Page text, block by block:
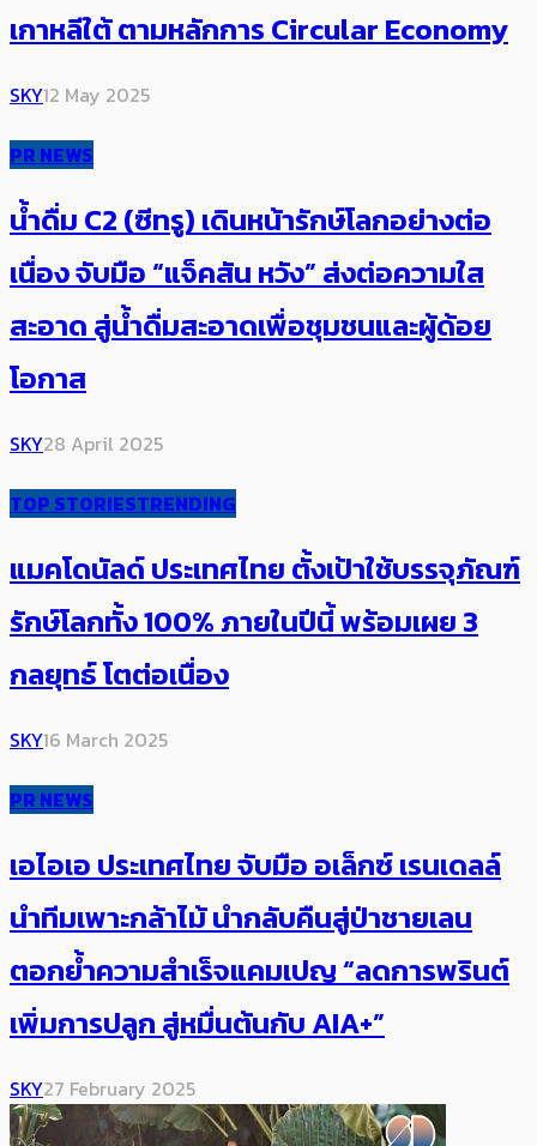
เกาหลีใต้ ตามหลักการ Circular Economy
SKY12 May 2025
PR NEWS
น้ำดื่ม C2 (ซีทรู) เดินหน้ารักษ์โลกอย่างต่อ
เนื่อง จับมือ “แจ็คสัน หวัง” ส่งต่อความใส
สะอาด สู่น้ำดื่มสะอาดเพื่อชุมชนและผู้ด้อย
โอกาส
SKY28 April 2025
TOP STORIESTRENDING
แมคโดนัลด์ ประเทศไทย ตั้งเป้าใช้บรรจุภัณฑ์
รักษ์โลกทั้ง 100% ภายในปีนี้ พร้อมเผย 3
กลยุทธ์ โตต่อเนื่อง
SKY16 March 2025
PR NEWS
เอไอเอ ประเทศไทย จับมือ อเล็กซ์ เรนเดลล์
นำทีมเพาะกล้าไม้ นำกลับคืนสู่ป่าชายเลน
ตอกย้ำความสำเร็จแคมเปญ “ลดการพรินต์
เพิ่มการปลูก สู่หมื่นต้นกับ AIA+”
SKY27 February 2025